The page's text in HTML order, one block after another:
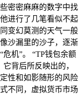
密密麻麻的数字中找
进行了几笔看似不起
变幻莫测的天气一般
沙漏里的沙子，逐渐
机”。 “TP钱包余额
背后所反映出的，
性和如影随形的风险
不同，虚拟货币市场